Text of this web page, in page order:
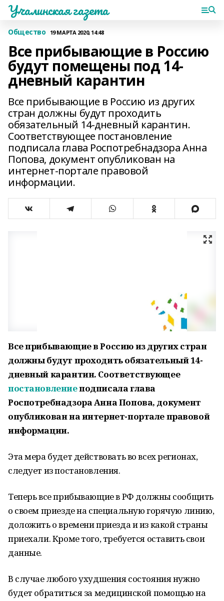
Учалинская газета
Общество 19 МАРТА 2020, 14:48
Все прибывающие в Россию
будут помещены под 14-
дневный карантин
Все прибывающие в Россию из других
стран должны будут проходить
обязательный 14-дневный карантин.
Соответствующее постановление
подписала глава Роспотребнадзора Анна
Попова, документ опубликован на
интернет-портале правовой
информации.
Все прибывающие в Россию из других стран
должны будут проходить обязательный 14-
дневный карантин. Соответствующее
постановлениеподписала глава
Роспотребнадзора Анна Попова, документ
опубликован на интернет-портале правовой
информации.
Эта мера будет действовать во всех регионах,
следует из постановления.
Теперь все прибывающие в РФ должны сообщить
о своем приезде на специальную горячую линию,
доложить о времени приезда и из какой страны
приехали. Кроме того, требуется оставить свои
данные.
В случае любого ухудшения состояния нужно
будет обратиться за медицинской помощью на